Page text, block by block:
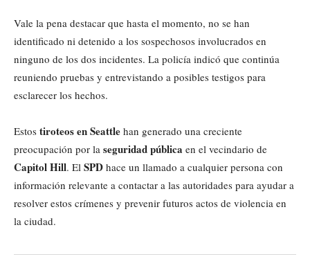
Vale la pena destacar que hasta el momento, no se han
identificado ni detenido a los sospechosos involucrados en
ninguno de los dos incidentes. La policía indicó que continúa
reuniendo pruebas y entrevistando a posibles testigos para
esclarecer los hechos.
Estos tiroteos en Seattle han generado una creciente
preocupación por la seguridad pública en el vecindario de
Capitol Hill. El SPD hace un llamado a cualquier persona con
información relevante a contactar a las autoridades para ayudar a
resolver estos crímenes y prevenir futuros actos de violencia en
la ciudad.